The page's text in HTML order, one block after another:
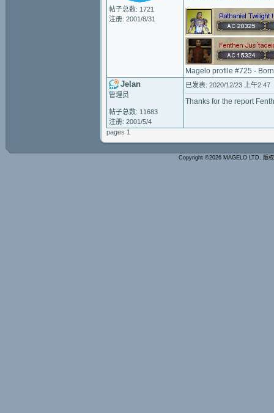
帖子总数: 1721
注册: 2001/8/31
Magelo profile #725 -
Jelan
管理员
帖子总数: 11683
注册: 2001/5/4
已发表: 2020/12/23 上午2:47
Thanks for the report
pages 1
Copyright ©2026 MAGELO LTD. 版